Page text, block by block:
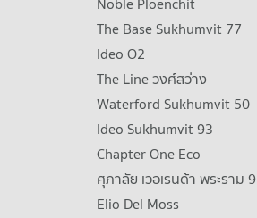
The Base Sukhumvit 77
Ideo O2
The Line วงศ์สว่าง
Waterford Sukhumvit 50
Ideo Sukhumvit 93
Chapter One Eco
ศุภาลัย เวอเรนด้า พระราม 9
Elio Del Moss